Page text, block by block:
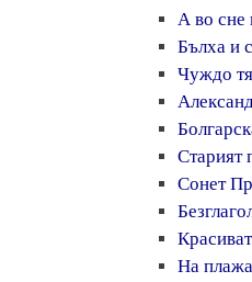
А во сне
Бълха и
Чуждо
Старият
Сонет
На плажа